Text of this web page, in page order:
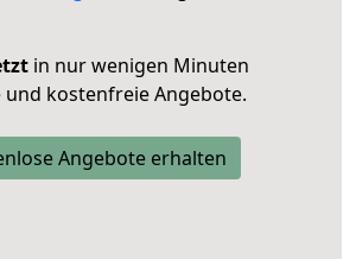
in nur wenigen Minuten
kostenfreie Angebote.
Angebote erhalten